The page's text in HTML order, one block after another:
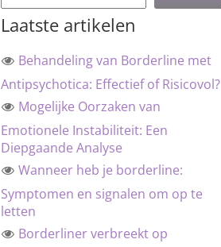
Laatste artikelen
Behandeling van Borderline met
Antipsychotica: Effectief of Risicovol?
Mogelijke Oorzaken van
Emotionele Instabiliteit: Een
Diepgaande Analyse
Wanneer heb je borderline:
Symptomen en signalen om op te
letten
Borderliner verbreekt op